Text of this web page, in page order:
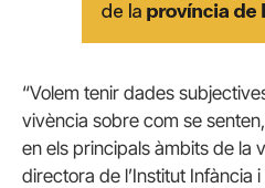
“Volem tenir dades
vivència sobre com se
en els principals àmbits de la
directora de l’Institut Infància